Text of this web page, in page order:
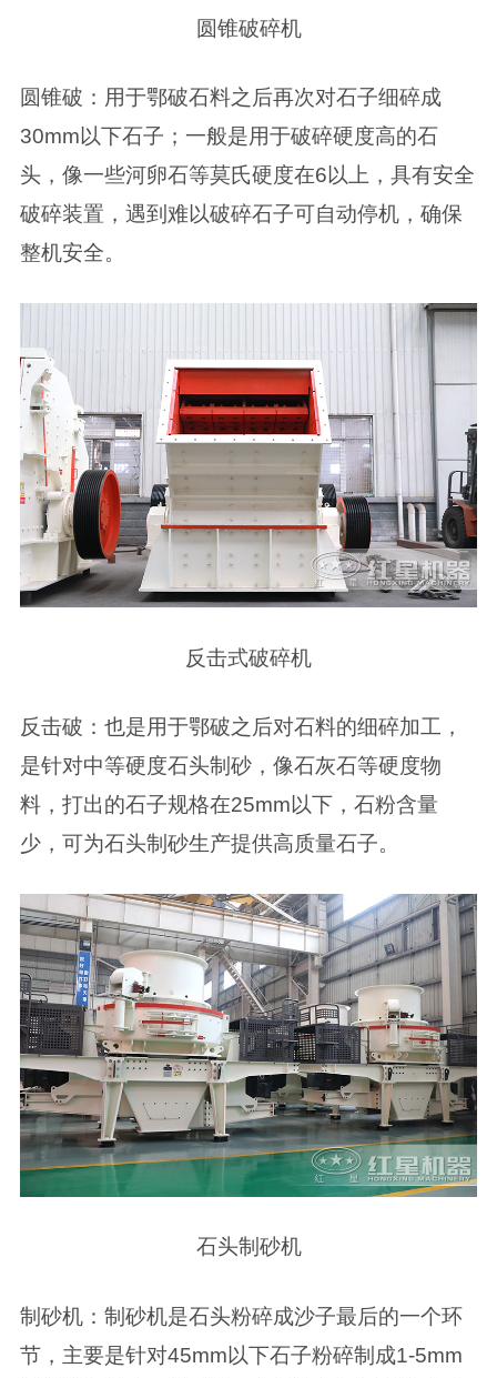
圆锥破碎机
圆锥破：用于鄂破石料之后再次对石子细碎成
30mm以下石子；一般是用于破碎硬度高的石
头，像一些河卵石等莫氏硬度在6以上，具有安全
破碎装置，遇到难以破碎石子可自动停机，确保
整机安全。
反击式破碎机
反击破：也是用于鄂破之后对石料的细碎加工，
是针对中等硬度石头制砂，像石灰石等硬度物
料，打出的石子规格在25mm以下，石粉含量
少，可为石头制砂生产提供高质量石子。
石头制砂机
制砂机：制砂机是石头粉碎成沙子最后的一个环
节，主要是针对45mm以下石子粉碎制成1-5mm